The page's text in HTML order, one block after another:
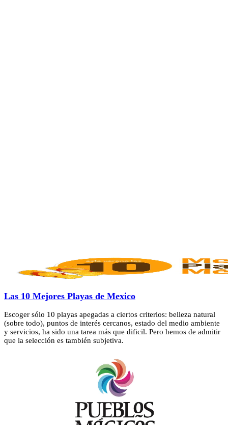
Las 10 Mejores Playas de Mexico
Escoger sólo 10 playas apegadas a ciertos criterios: belleza natural
(sobre todo), puntos de interés cercanos, estado del medio ambiente
y servicios, ha sido una tarea más que dificil. Pero hemos de admitir
que la selección es también subjetiva.